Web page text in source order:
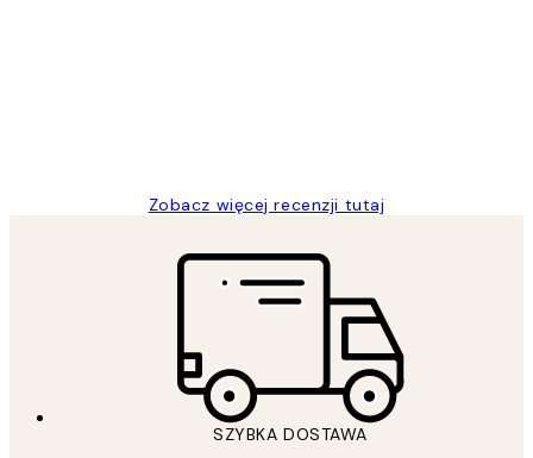
Zobacz więcej recenzji tutaj
SZYBKA DOSTAWA